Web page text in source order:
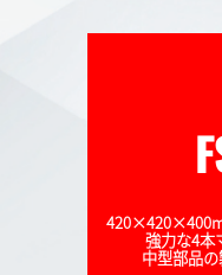
強力な4本
中型部品の